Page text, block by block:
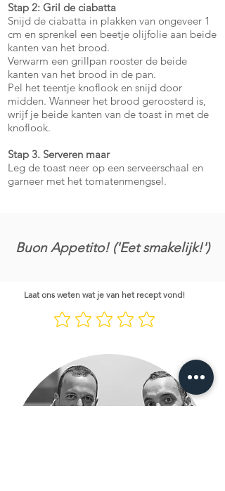
Stap 2: Gril de ciabatta
Snijd de ciabatta in plakken van ongeveer 1
cm en sprenkel een beetje olijfolie aan beide
kanten van het brood.
Verwarm een grillpan rooster de beide
kanten van het brood in de pan.
Pel het teentje knoflook en snijd door
midden. Wanneer het brood geroosterd is,
wrijf je beide kanten van de toast in met de
knoflook.
Stap 3. Serveren maar
Leg de toast neer op een serveerschaal en
garneer met het tomatenmengsel.
Buon Appetito! ('Eet smakelijk!')
Laat ons weten wat je van het recept vond!